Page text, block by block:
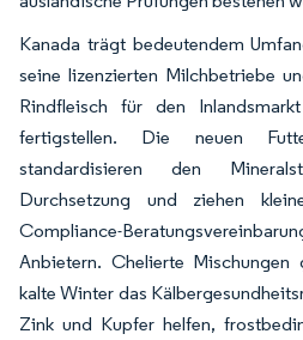
Kanada trägt bedeutendem
seine lizenzierten Milchbetriebe
Rindfleisch für den
fertigstellen. Die neuen
standardisieren den
Durchsetzung und ziehen
Compliance-
Anbietern. Chelierte
kalte Winter das
Zink und Kupfer helfen,